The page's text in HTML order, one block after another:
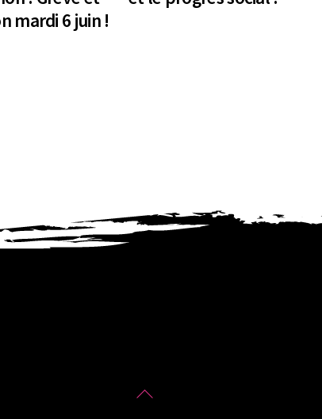
mardi 6 juin !
Back